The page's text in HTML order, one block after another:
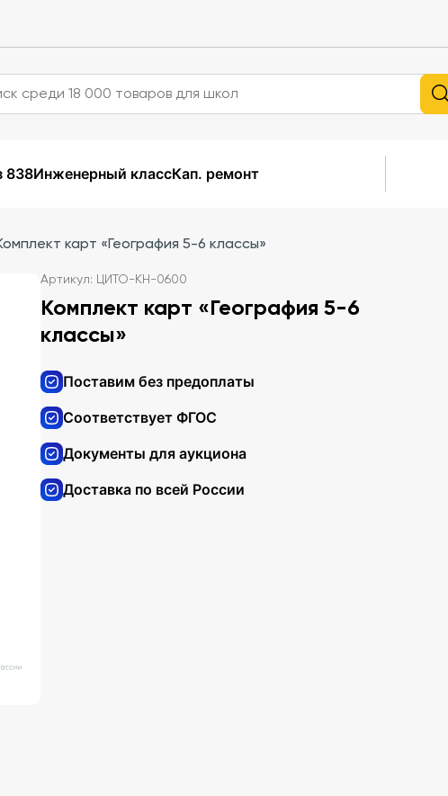
838Инженерный классКап. ремонт
карт «География 5-6 классы»
Артикул: ЦИТО-КН-0600
Комплект карт «География 5-6
классы»
Поставим без предоплаты
Соответствует ФГОС
Документы для аукциона
Доставка по всей России